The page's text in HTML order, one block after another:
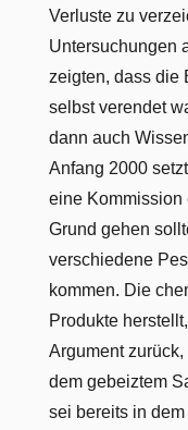
Verluste zu
Untersuchungen
zeigten, dass die
selbst verendet
dann auch
Anfang 2000
eine Kommission
Grund gehen
verschiedene
kommen. Die
Produkte
Argument
dem gebeiztem
sei bereits in